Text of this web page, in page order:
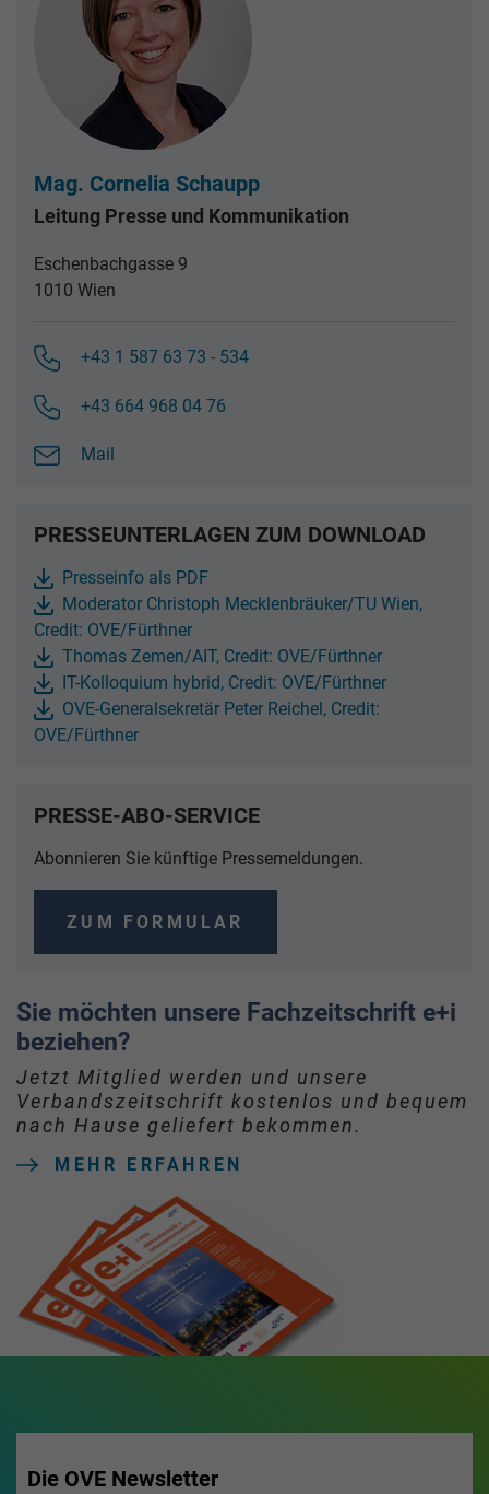
Mag. Cornelia Schaupp
Leitung Presse und Kommunikation
Eschenbachgasse 9
1010 Wien
+43 1 587 63 73 - 534
+43 664 968 04 76
Mail
PRESSEUNTERLAGEN ZUM DOWNLOAD
Presseinfo als PDF
Moderator Christoph Mecklenbräuker/TU Wien,
Credit: OVE/Fürthner
Thomas Zemen/AIT, Credit: OVE/Fürthner
IT-Kolloquium hybrid, Credit: OVE/Fürthner
OVE-Generalsekretär Peter Reichel, Credit:
OVE/Fürthner
PRESSE-ABO-SERVICE
Abonnieren Sie künftige Pressemeldungen.
ZUM FORMULAR
Sie möchten unsere Fachzeitschrift e+i
beziehen?
Jetzt Mitglied werden und unsere
Verbandszeitschrift kostenlos und bequem
nach Hause geliefert bekommen.
MEHR ERFAHREN
Die OVE Newsletter